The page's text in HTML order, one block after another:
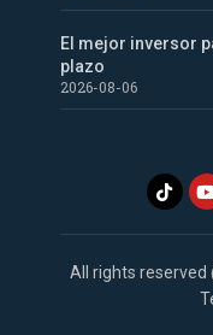
El mejor inversor
plazo
2026-08-06
All rights reserved